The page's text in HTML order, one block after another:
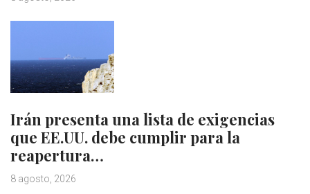
Irán presenta una lista de exigencias
que EE.UU. debe cumplir para la
reapertura…
8 agosto, 2026